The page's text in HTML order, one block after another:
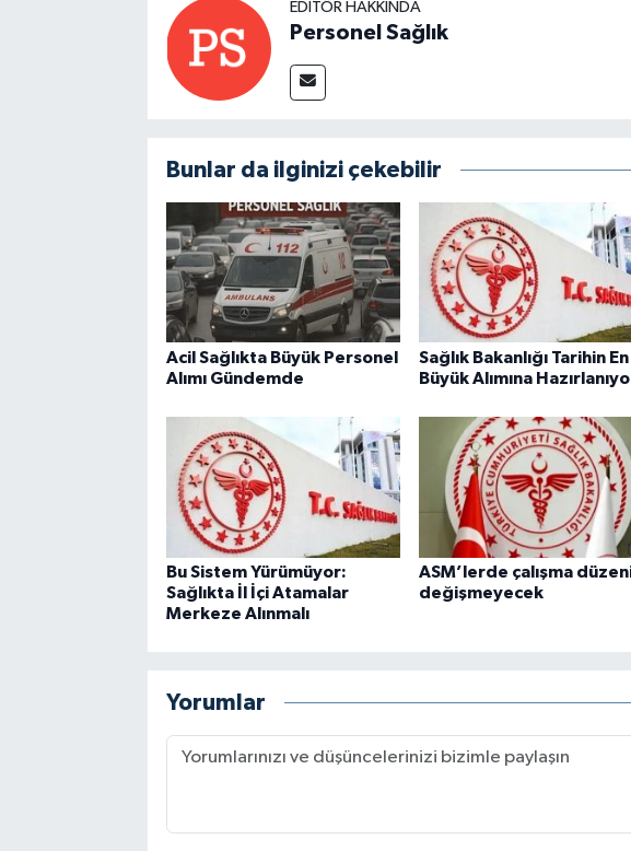
EDITÖR HAKKINDA
Personel Sağlık
Bunlar da ilginizi çekebilir
Acil Sağlıkta Büyük Personel
Alımı Gündemde
Sağlık Bakanlığı Tarihin En
Büyük Alımına
Bu Sistem Yürümüyor:
Sağlıkta İl İçi Atamalar
Merkeze Alınmalı
ASM’lerde çalışma
değişmeyecek
Yorumlar